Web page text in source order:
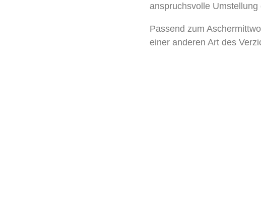
anspruchsvolle Umstellung
Passend zum
einer anderen Art des